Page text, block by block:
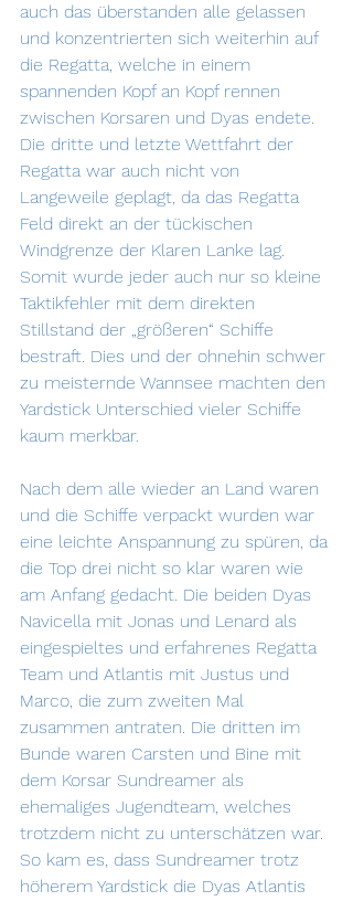
auch das überstanden alle gelassen
und konzentrierten sich weiterhin auf
die Regatta, welche in einem
spannenden Kopf an Kopf rennen
zwischen Korsaren und Dyas endete.
Die dritte und letzte Wettfahrt der
Regatta war auch nicht von
Langeweile geplagt, da das Regatta
Feld direkt an der tückischen
Windgrenze der Klaren Lanke lag.
Somit wurde jeder auch nur so kleine
Taktikfehler mit dem direkten
Stillstand der „größeren“ Schiffe
bestraft. Dies und der ohnehin schwer
zu meisternde Wannsee machten den
Yardstick Unterschied vieler Schiffe
kaum merkbar.
Nach dem alle wieder an Land waren
und die Schiffe verpackt wurden war
eine leichte Anspannung zu spüren, da
die Top drei nicht so klar waren wie
am Anfang gedacht. Die beiden Dyas
Navicella mit Jonas und Lenard als
eingespieltes und erfahrenes Regatta
Team und Atlantis mit Justus und
Marco, die zum zweiten Mal
zusammen antraten. Die dritten im
Bunde waren Carsten und Bine mit
dem Korsar Sundreamer als
ehemaliges Jugendteam, welches
trotzdem nicht zu unterschätzen war.
So kam es, dass Sundreamer trotz
höherem Yardstick die Dyas Atlantis